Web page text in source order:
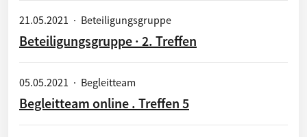
21.05.2021 · Beteiligungsgruppe
Beteiligungsgruppe · 2. Treffen
05.05.2021 · Begleitteam
Begleitteam online . Treffen 5